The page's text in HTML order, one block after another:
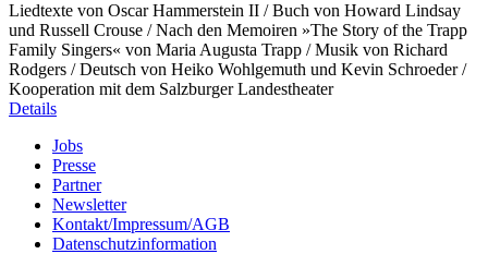
Liedtexte von Oscar Hammerstein II / Buch von Howard Lindsay
und Russell Crouse / Nach den Memoiren »The Story of the Trapp
Family Singers« von Maria Augusta Trapp / Musik von Richard
Rodgers / Deutsch von Heiko Wohlgemuth und Kevin Schroeder /
Kooperation mit dem Salzburger Landestheater
Details
Jobs
Presse
Partner
Newsletter
Kontakt/Impressum/AGB
Datenschutzinformation